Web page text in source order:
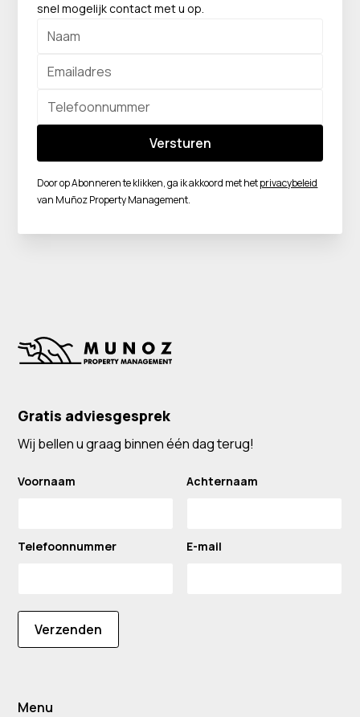
snel mogelijk contact met u op.
Door op Abonneren te klikken, ga ik akkoord met hetprivacybeleid
van Muñoz Property Management.
Gratis adviesgesprek
Wij bellen u graag binnen één dag terug!
Voornaam Achternaam
Telefoonnummer E-mail
Verzenden
Menu